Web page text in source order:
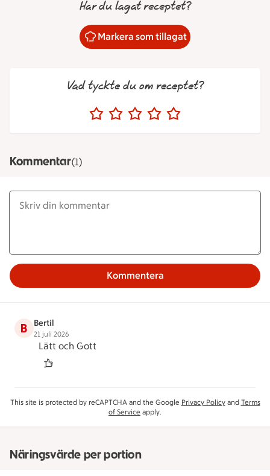
Har du lagat receptet?
Markera som tillagat
Vad tyckte du om receptet?
Kommentar(1)
Kommentera
B Bertil
21 juli 2026
Lätt och Gott
This site is protected by reCAPTCHA and the Google Privacy Policyand Terms
of Service apply.
Näringsvärde per portion